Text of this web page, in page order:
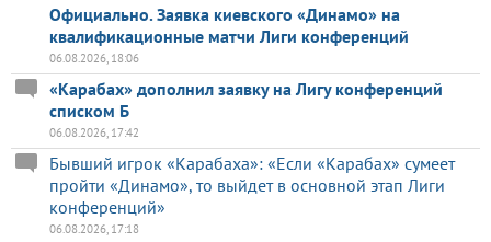
Официально. Заявка киевского «Динамо» на
квалификационные матчи Лиги конференций
06.08.2026, 18:06
«Карабах» дополнил заявку на Лигу конференций
списком Б
06.08.2026, 17:42
Бывший игрок «Карабаха»: «Если «Карабах» сумеет
пройти «Динамо», то выйдет в основной этап Лиги
конференций»
06.08.2026, 17:18